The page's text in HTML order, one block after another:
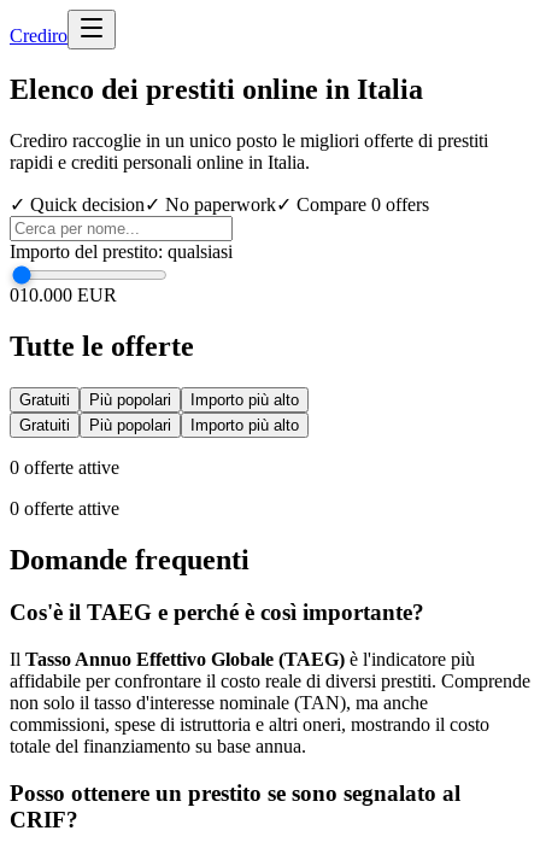
Crediro
Elenco dei prestiti online in Italia
Crediro raccoglie in un unico posto le migliori offerte di prestiti
rapidi e crediti personali online in Italia.
✓ Quick decision✓ No paperwork✓ Compare 0 offers
Importo del prestito: qualsiasi
010.000 EUR
Tutte le offerte
Gratuiti Più popolari
Importo più alto
Gratuiti
Più popolari Importo più alto
0 offerte attive
0 offerte attive
Domande frequenti
Cos'è il TAEG e perché è così importante?
Il Tasso Annuo Effettivo Globale (TAEG) è l'indicatore più
affidabile per confrontare il costo reale di diversi prestiti. Comprende
non solo il tasso d'interesse nominale (TAN), ma anche
commissioni, spese di istruttoria e altri oneri, mostrando il costo
totale del finanziamento su base annua.
Posso ottenere un prestito se sono segnalato al
CRIF?